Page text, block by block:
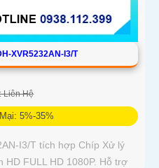
XVR5232AN-I3/T
Liên Hệ
5%-35%
I3/T tích hợp Chíp Xử lý
HD FULL HD 1080P. Hỗ trợ